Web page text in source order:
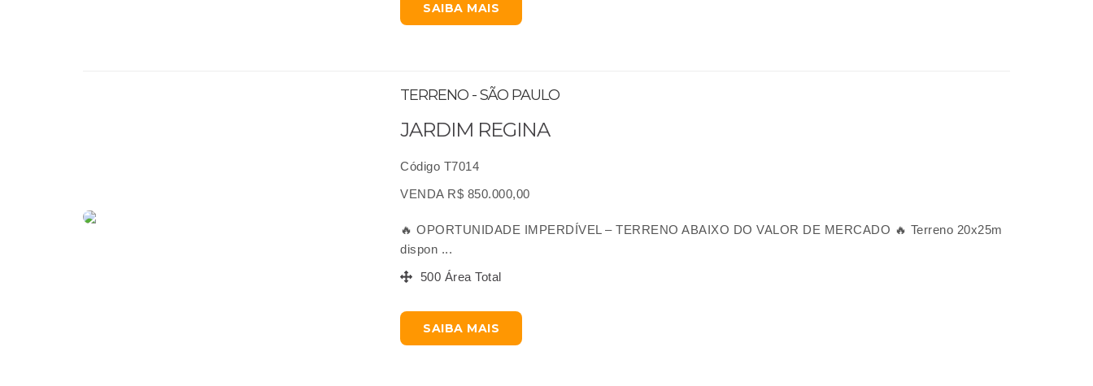
SAIBA MAIS
TERRENO - SÃO PAULO
JARDIM REGINA
Código T7014
VENDA R$ 850.000,00
🔥 OPORTUNIDADE IMPERDÍVEL – TERRENO ABAIXO DO VALOR DE MERCADO 🔥 Terreno 20x25m
dispon ...
500 Área Total
SAIBA MAIS